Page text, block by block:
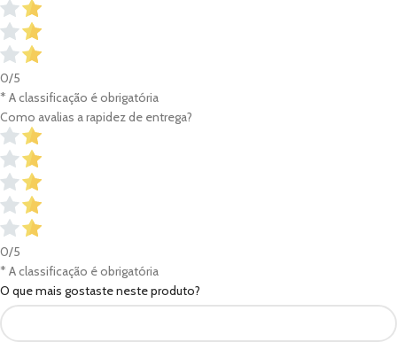
0/5
* A classificação é obrigatória
Como avalias a rapidez de entrega?
0/5
* A classificação é obrigatória
O que mais gostaste neste produto?